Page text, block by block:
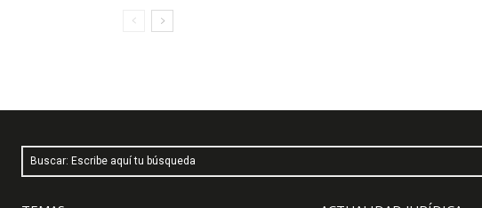
Buscar: Escribe aquí tu búsqueda